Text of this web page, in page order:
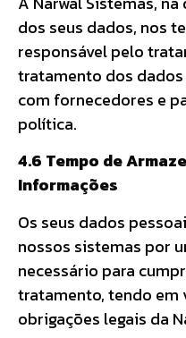
dos seus dados, nos
responsável pelo
tratamento dos
com fornecedores e
política.
4.6 Tempo de
Informações
Os seus dados
nossos sistemas por
necessário para
tratamento, tendo em
obrigações legais da